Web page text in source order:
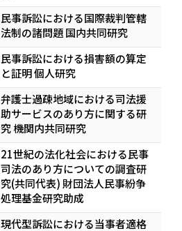
民事訴訟における国際裁判管轄
法制の諸問題 国内共同研究
民事訴訟における損害額の算定
と証明 個人研究
弁護士過疎地域における司法援
助サービスのあり方に関する研
究 機関内共同研究
21世紀の法化社会における民事
司法のあり方についての調査研
究(共同代表) 財団法人民事紛争
処理基金研究助成
現​代​型​訴​訟​に​お​け​る​当​事​者​適​格